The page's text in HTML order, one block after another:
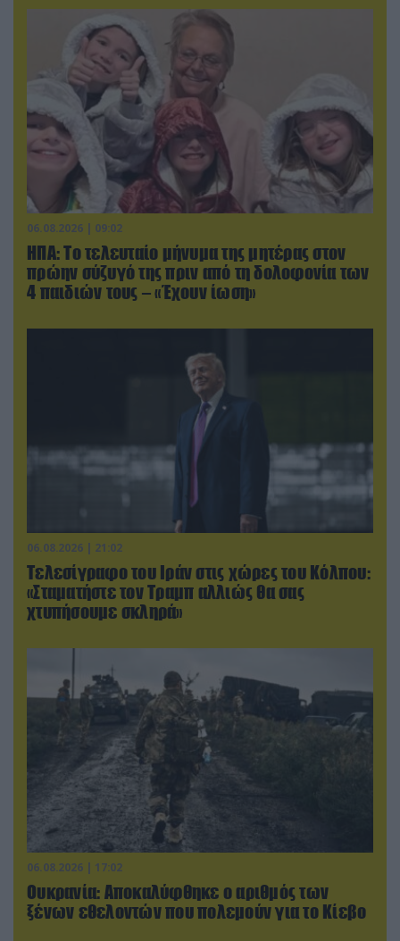
06.08.2026 | 09:02
ΗΠΑ: Το τελευταίο μήνυμα της μητέρας στον
πρώην σύζυγό της πριν από τη δολοφονία των
4 παιδιών τους – «Έχουν ίωση»
06.08.2026 | 21:02
Τελεσίγραφο του Ιράν στις χώρες του Κόλπου:
«Σταματήστε τον Τραμπ αλλιώς θα σας
χτυπήσουμε σκληρά»
06.08.2026 | 17:02
Ουκρανία: Αποκαλύφθηκε ο αριθμός των
ξένων εθελοντών που πολεμούν για το Κίεβο